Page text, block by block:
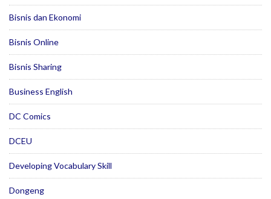
Bisnis dan Ekonomi
Bisnis Online
Bisnis Sharing
Business English
DC Comics
DCEU
Developing Vocabulary Skill
Dongeng